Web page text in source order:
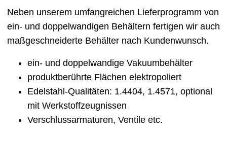
Neben unserem umfangreichen Lieferprogramm von
ein- und doppelwandigen Behältern fertigen wir auch
maßgeschneiderte Behälter nach Kundenwunsch.
ein- und doppelwandige Vakuumbehälter
produktberührte Flächen elektropoliert
Edelstahl-Qualitäten: 1.4404, 1.4571, optional
mit Werkstoffzeugnissen
Verschlussarmaturen, Ventile etc.